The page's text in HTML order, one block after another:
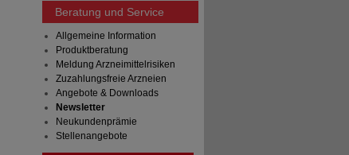
Beratung und Service
Allgemeine Information
Produktberatung
Meldung Arzneimittelrisiken
Zuzahlungsfreie Arzneien
Angebote & Downloads
Newsletter
Neukundenprämie
Stellenangebote